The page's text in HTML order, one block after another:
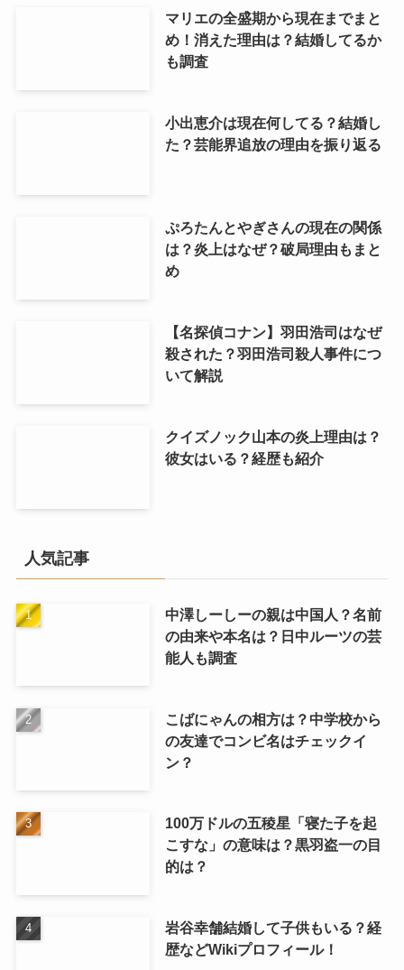
マリエの全盛期から現在までまと
め！消えた理由は？結婚してるか
も調査
小出恵介は現在何してる？結婚し
た？芸能界追放の理由を振り返る
ぷろたんとやぎさんの現在の関係
は？炎上はなぜ？破局理由もまと
め
【名探偵コナン】羽田浩司はなぜ
殺された？羽田浩司殺人事件につ
いて解説
クイズノック山本の炎上理由は？
彼女はいる？経歴も紹介
人気記事
中澤しーしーの親は中国人？名前
の由来や本名は？日中ルーツの芸
能人も調査
こばにゃんの相方は？中学校から
の友達でコンビ名はチェックイ
ン？
100万ドルの五稜星「寝た子を起
こすな」の意味は？黒羽盗一の目
的は？
岩谷幸舗結婚して子供もいる？経
歴などWikiプロフィール！